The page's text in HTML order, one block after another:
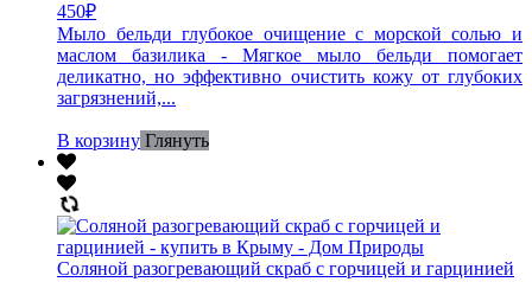
450₽
Мыло бельди глубокое очищение с морской солью и
маслом базилика - Мягкое мыло бельди помогает
деликатно, но эффективно очистить кожу от глубоких
загрязнений,...
В корзину Глянуть
Соляной разогревающий скраб с горчицей и гарцинией